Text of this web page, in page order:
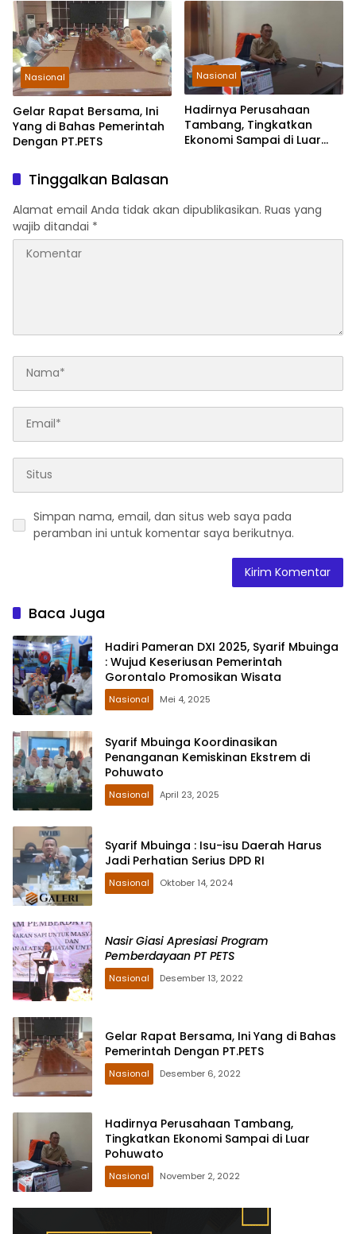
Nasional
Gelar Rapat Bersama, Ini
Yang di Bahas Pemerintah
Dengan PT.PETS
Nasional
Hadirnya Perusahaan
Tambang, Tingkatkan
Ekonomi Sampai di Luar
Tinggalkan Balasan
Alamat email Anda tidak akan dipublikasikan. Ruas yang
wajib ditandai *
Simpan nama, email, dan situs web saya pada
peramban ini untuk komentar saya berikutnya.
Baca Juga
Hadiri Pameran DXI 2025, Syarif Mbuinga
: Wujud Keseriusan Pemerintah
Gorontalo Promosikan Wisata
Nasional Mei 4, 2025
Syarif Mbuinga Koordinasikan
Penanganan Kemiskinan Ekstrem di
Pohuwato
Nasional April 23, 2025
Syarif Mbuinga : Isu-isu Daerah Harus
Jadi Perhatian Serius DPD RI
Nasional Oktober 14, 2024
Nasir Giasi Apresiasi Program
Pemberdayaan PT PETS
Nasional Desember 13, 2022
Gelar Rapat Bersama, Ini Yang di Bahas
Pemerintah Dengan PT.PETS
Nasional Desember 6, 2022
Hadirnya Perusahaan Tambang,
Tingkatkan Ekonomi Sampai di Luar
Pohuwato
Nasional November 2, 2022